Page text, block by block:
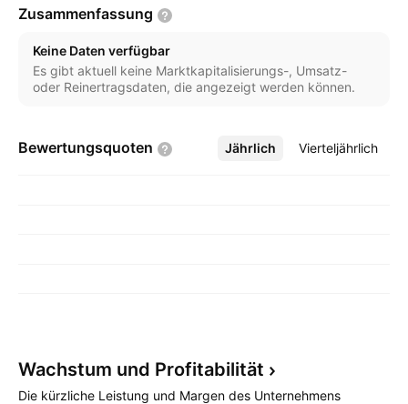
Zusammenfassung
Keine Daten verfügbar
Es gibt aktuell keine Marktkapitalisierungs-, Umsatz-
oder Reinertragsdaten, die angezeigt werden können.
Bewertungsquoten Jährlich Vierteljährlich
Mehr
Wachstum und Profitabilität
Die kürzliche Leistung und Margen des Unternehmens